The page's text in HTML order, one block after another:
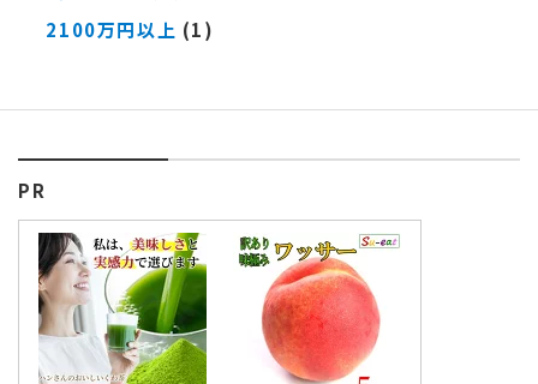
2100万円以上 (1)
PR